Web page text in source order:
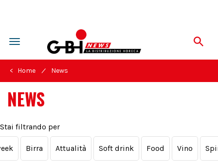
Toggle
navigation
< Home / News
NEWS
Stai filtrando per
Birra Attualità Soft drink Food Vino